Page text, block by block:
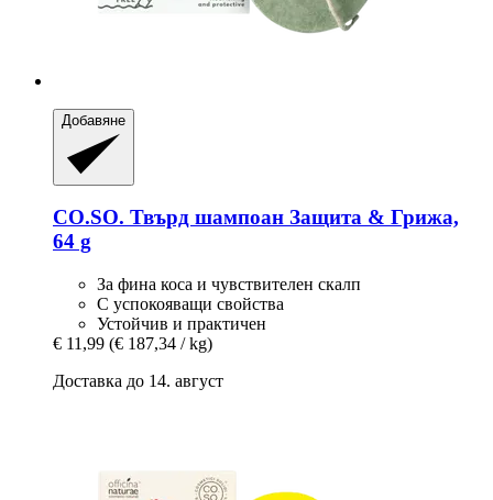
Добавяне
CO.SO. Твърд шампоан Защита & Грижа,
64 g
За фина коса и чувствителен скалп
С успокояващи свойства
Устойчив и практичен
€ 11,99 (€ 187,34 / kg)
Доставка до 14. август